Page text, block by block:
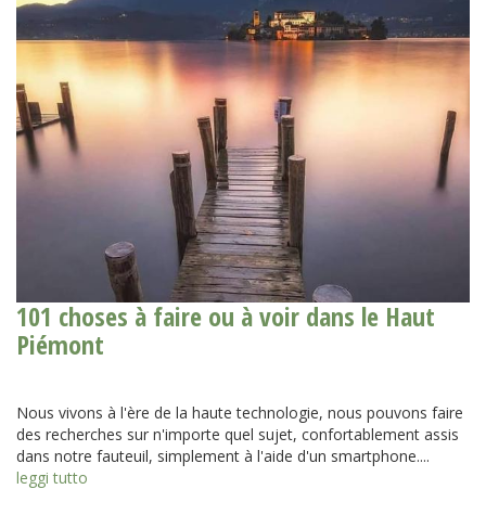
101 choses à faire ou à voir dans le Haut
Piémont
Nous vivons à l'ère de la haute technologie, nous pouvons faire
des recherches sur n'importe quel sujet, confortablement assis
dans notre fauteuil, simplement à l'aide d'un smartphone....
leggi tutto